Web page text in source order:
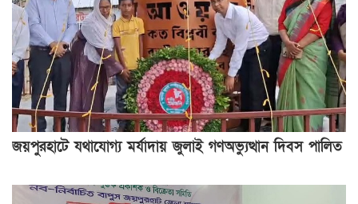
জয়পুরহাটে যথাযোগ্য মর্যাদায় জুলাই গণঅভ্যুত্থান দিবস পালিত